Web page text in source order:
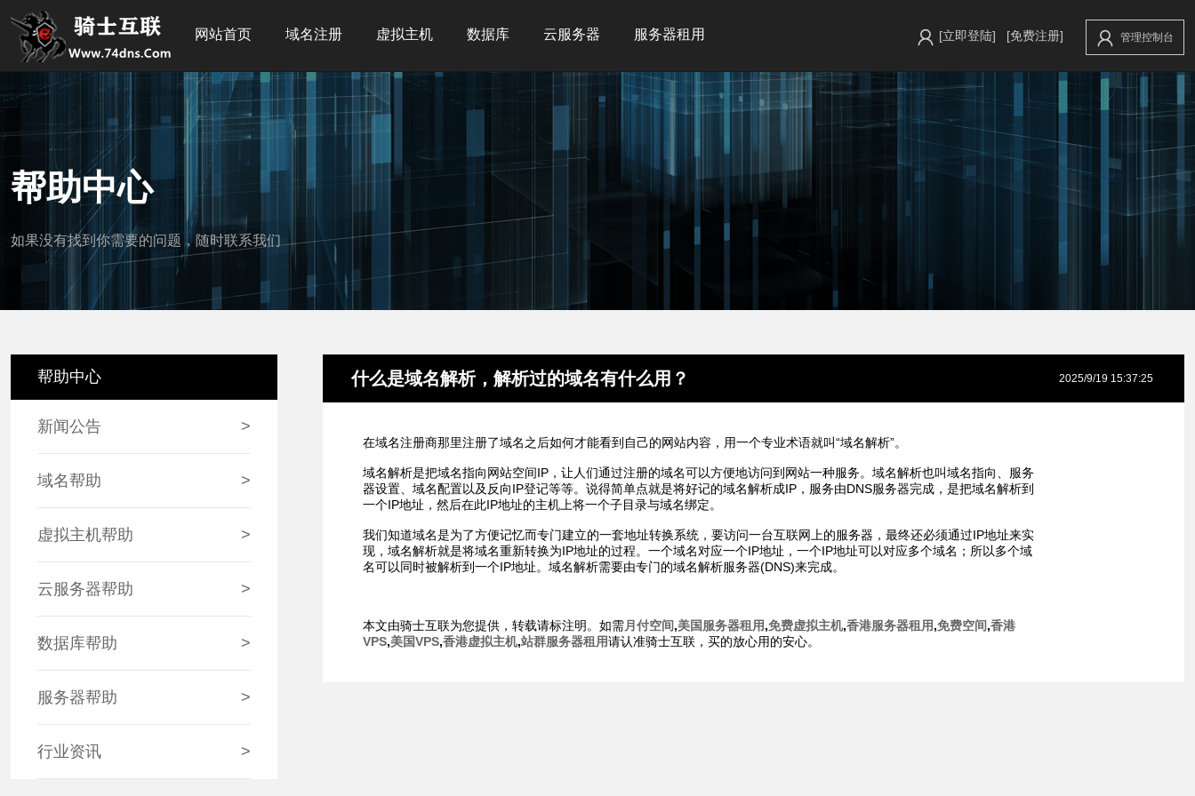
网站首页 域名注册 虚拟主机 数据库 云服务器 服务器租用 [立即登陆] [免费注册] 管理控制台
帮助中心
如果没有找到你需要的问题，随时联系我们
帮助中心
>
新闻公告
>
域名帮助
>
虚拟主机帮助
>
云服务器帮助
>
数据库帮助
>
服务器帮助
>
行业资讯
什么是域名解析，解析过的域名有什么用？ 2025/9/19 15:37:25
在域名注册商那里注册了域名之后如何才能看到自己的网站内容，用一个专业术语就叫“域名解析”。
域名解析是把域名指向网站空间IP，让人们通过注册的域名可以方便地访问到网站一种服务。域名解析也叫域名指向、服务
器设置、域名配置以及反向IP登记等等。说得简单点就是将好记的域名解析成IP，服务由DNS服务器完成，是把域名解析到
一个IP地址，然后在此IP地址的主机上将一个子目录与域名绑定。
我们知道域名是为了方便记忆而专门建立的一套地址转换系统，要访问一台互联网上的服务器，最终还必须通过IP地址来实
现，域名解析就是将域名重新转换为IP地址的过程。一个域名对应一个IP地址，一个IP地址可以对应多个域名；所以多个域
名可以同时被解析到一个IP地址。域名解析需要由专门的域名解析服务器(DNS)来完成。
本文由骑士互联为您提供，转载请标注明。如需月付空间,美国服务器租用,免费虚拟主机,香港服务器租用,免费空间,香港
VPS,美国VPS,香港虚拟主机,站群服务器租用请认准骑士互联，买的放心用的安心。